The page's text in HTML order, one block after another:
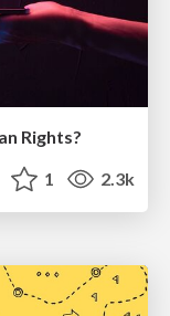
Rights?
1 2.3k